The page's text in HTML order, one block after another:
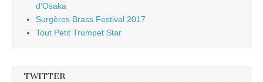
d’Osaka
Surgères Brass Festival 2017
Tout Petit Trumpet Star
TWITTER